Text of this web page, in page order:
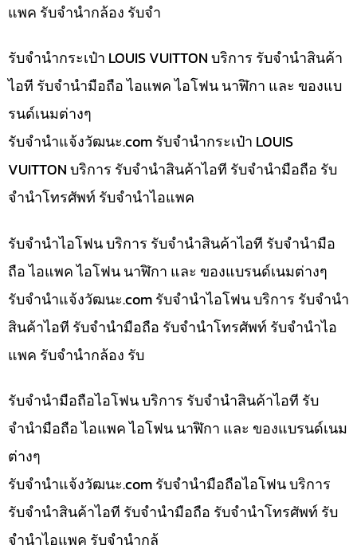
แพค รับจำนำกล้อง รับจำ
รับจำนำกระเป๋า LOUIS VUITTON บริการ รับจำนำสินค้า
ไอที รับจำนำมือถือ ไอแพค ไอโฟน นาฬิกา และ ของแบ
รนด์เนมต่างๆ
รับจํานําแจ้งวัฒนะ.com รับจำนำกระเป๋า LOUIS
VUITTON บริการ รับจำนำสินค้าไอที รับจำนำมือถือ รับ
จำนำโทรศัพท์ รับจำนำไอแพค
รับจำนำไอโฟน บริการ รับจำนำสินค้าไอที รับจำนำมือ
ถือ ไอแพค ไอโฟน นาฬิกา และ ของแบรนด์เนมต่างๆ
รับจํานําแจ้งวัฒนะ.com รับจำนำไอโฟน บริการ รับจำนำ
สินค้าไอที รับจำนำมือถือ รับจำนำโทรศัพท์ รับจำนำไอ
แพค รับจำนำกล้อง รับ
รับจำนำมือถือไอโฟน บริการ รับจำนำสินค้าไอที รับ
จำนำมือถือ ไอแพค ไอโฟน นาฬิกา และ ของแบรนด์เนม
ต่างๆ
รับจํานําแจ้งวัฒนะ.com รับจำนำมือถือไอโฟน บริการ
รับจำนำสินค้าไอที รับจำนำมือถือ รับจำนำโทรศัพท์ รับ
จำนำไอแพค รับจำนำกล้